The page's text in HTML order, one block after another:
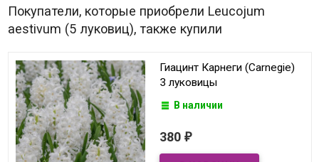
Покупатели, которые приобрели Leucojum
aestivum (5 луковиц), также купили
Гиацинт Карнеги (Carnegie)
3 луковицы
В наличии
380 ₽